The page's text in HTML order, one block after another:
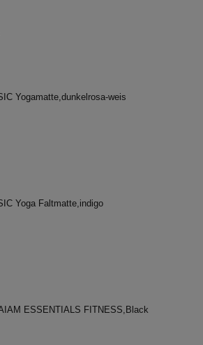
Yogamatte,dunkelrosa-weis
Yoga Faltmatte,indigo
ESSENTIALS FITNESS,Black